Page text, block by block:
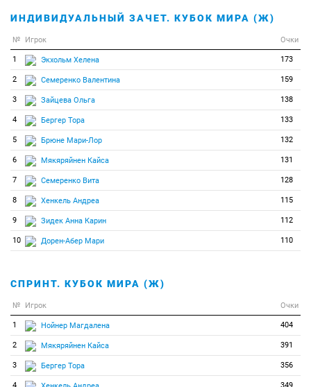
ИНДИВИДУАЛЬНЫЙ ЗАЧЕТ. КУБОК МИРА (Ж)
№ Игрок Очки
1 Экхольм Хелена 173
2 Семеренко Валентина 159
3 Зайцева Ольга 138
4 Бергер Тора 133
5 Брюне Мари-Лор 132
6 Мякяряйнен Кайса 131
7 Семеренко Вита 128
8 Хенкель Андреа 115
9 Зидек Анна Карин 112
10 Дорен-Абер Мари 110
СПРИНТ. КУБОК МИРА (Ж)
№ Игрок Очки
1 Нойнер Магдалена 404
2 Мякяряйнен Кайса 391
3 Бергер Тора 356